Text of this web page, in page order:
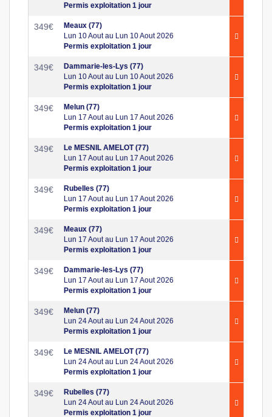
Permis exploitation 1 jour
349€
Meaux (77)
Lun 10 Aout au Lun 10 Aout 2026
Permis exploitation 1 jour
349€
Dammarie-les-Lys (77)
Lun 10 Aout au Lun 10 Aout 2026
Permis exploitation 1 jour
349€
Melun (77)
Lun 17 Aout au Lun 17 Aout 2026
Permis exploitation 1 jour
349€
Le MESNIL AMELOT (77)
Lun 17 Aout au Lun 17 Aout 2026
Permis exploitation 1 jour
349€
Rubelles (77)
Lun 17 Aout au Lun 17 Aout 2026
Permis exploitation 1 jour
349€
Meaux (77)
Lun 17 Aout au Lun 17 Aout 2026
Permis exploitation 1 jour
349€
Dammarie-les-Lys (77)
Lun 17 Aout au Lun 17 Aout 2026
Permis exploitation 1 jour
349€
Melun (77)
Lun 24 Aout au Lun 24 Aout 2026
Permis exploitation 1 jour
349€
Le MESNIL AMELOT (77)
Lun 24 Aout au Lun 24 Aout 2026
Permis exploitation 1 jour
349€
Rubelles (77)
Lun 24 Aout au Lun 24 Aout 2026
Permis exploitation 1 jour